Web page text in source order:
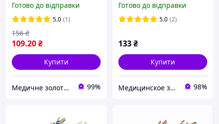
Готово до відправки
5.0 (1)
109.20₴
156 ₴
Купити
Медичне золото Xuping і Біжутерія оптом 99%
Готово до відправки
5.0 (2)
133₴
Купити
Медицинское золото 98%